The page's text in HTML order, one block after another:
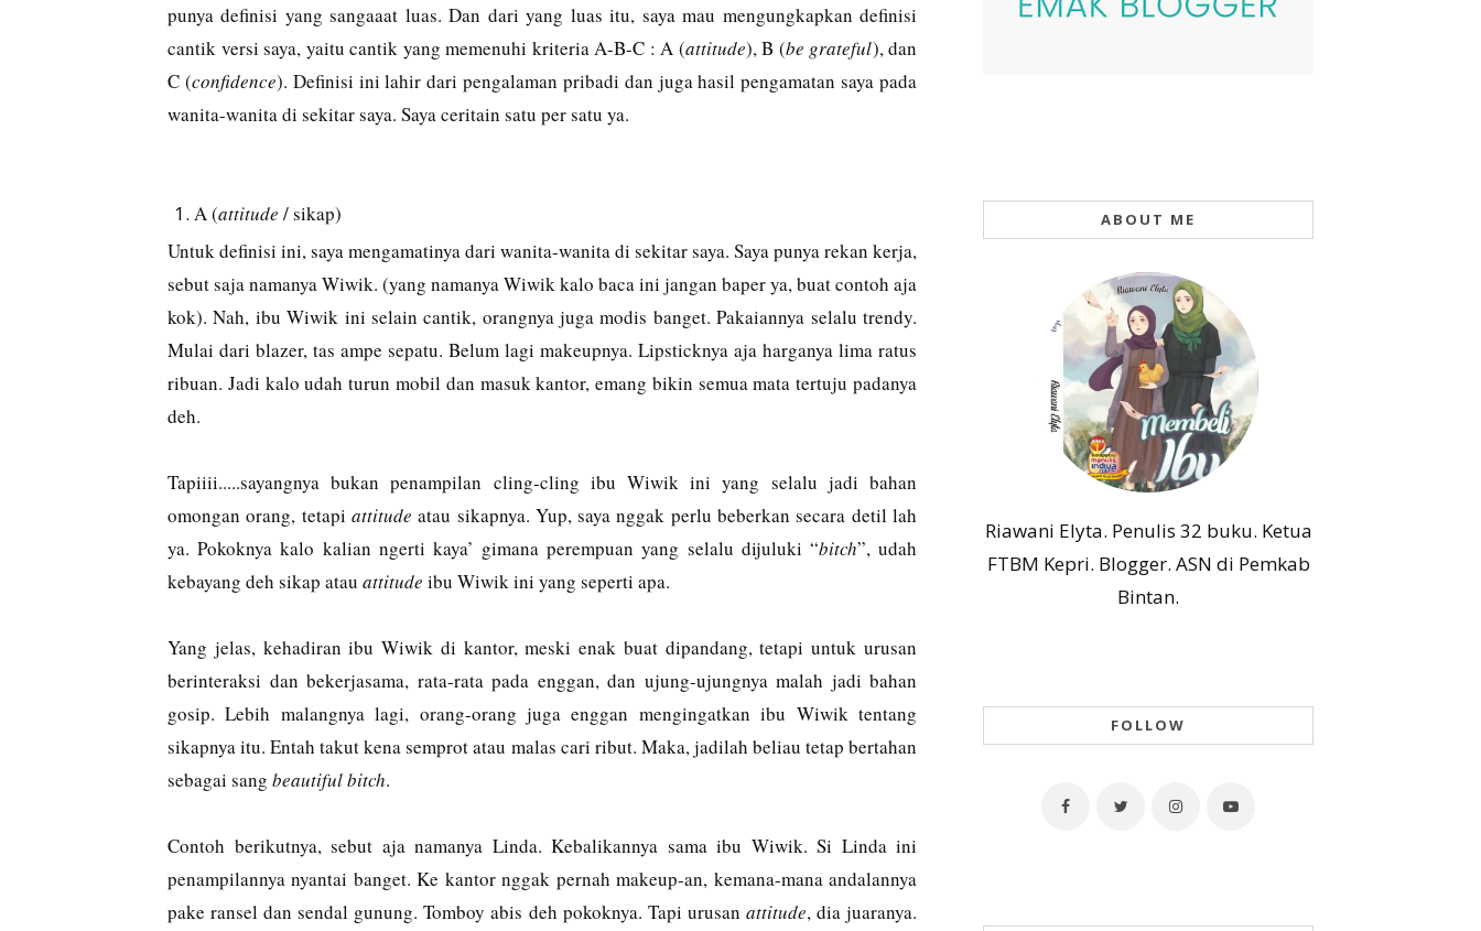
punya definisi yang sangaaat luas. Dan dari yang luas itu, saya mau mengungkapkan definisi
cantik versi saya, yaitu cantik yang memenuhi kriteria A-B-C : A (attitude), B (be grateful), dan
C (confidence). Definisi ini lahir dari pengalaman pribadi dan juga hasil pengamatan saya pada
wanita-wanita di sekitar saya. Saya ceritain satu per satu ya.
A (attitude / sikap)
Untuk definisi ini, saya mengamatinya dari wanita-wanita di sekitar saya. Saya punya rekan kerja,
sebut saja namanya Wiwik. (yang namanya Wiwik kalo baca ini jangan baper ya, buat contoh aja
kok). Nah, ibu Wiwik ini selain cantik, orangnya juga modis banget. Pakaiannya selalu trendy.
Mulai dari blazer, tas ampe sepatu. Belum lagi makeupnya. Lipsticknya aja harganya lima ratus
ribuan. Jadi kalo udah turun mobil dan masuk kantor, emang bikin semua mata tertuju padanya
deh.
Tapiiii.....sayangnya bukan penampilan cling-cling ibu Wiwik ini yang selalu jadi bahan
omongan orang, tetapi attitude atau sikapnya. Yup, saya nggak perlu beberkan secara detil lah
ya. Pokoknya kalo kalian ngerti kaya’ gimana perempuan yang selalu dijuluki “bitch”, udah
kebayang deh sikap atau attitude ibu Wiwik ini yang seperti apa.
Yang jelas, kehadiran ibu Wiwik di kantor, meski enak buat dipandang, tetapi untuk urusan
berinteraksi dan bekerjasama, rata-rata pada enggan, dan ujung-ujungnya malah jadi bahan
gosip. Lebih malangnya lagi, orang-orang juga enggan mengingatkan ibu Wiwik tentang
sikapnya itu. Entah takut kena semprot atau malas cari ribut. Maka, jadilah beliau tetap bertahan
sebagai sang beautiful bitch.
Contoh berikutnya, sebut aja namanya Linda. Kebalikannya sama ibu Wiwik. Si Linda ini
penampilannya nyantai banget. Ke kantor nggak pernah makeup-an, kemana-mana andalannya
pake ransel dan sendal gunung. Tomboy abis deh pokoknya. Tapi urusan attitude, dia juaranya.
ABOUT ME
Riawani Elyta. Penulis 32 buku. Ketua
FTBM Kepri. Blogger. ASN di Pemkab
Bintan.
FOLLOW